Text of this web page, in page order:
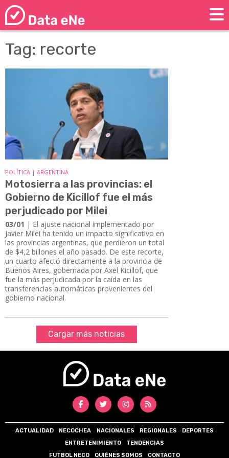
Tag: recorte
POLÍTICA | ARGENTINA
Motosierra a las provincias: el
Gobierno de Kicillof fue el más
perjudicado por Milei
03/01 | El ajuste nacional implementado por
Javier Milei ha tenido un impacto significativo en
las provincias argentinas, que perdieron un total
de $4,2 billones el año pasado. De este recorte,
un cuarto afectó directamente a la provincia de
Buenos Aires, gobernada por Axel Kicillof, que
fue la más perjudicada por la caída en las
transferencias automáticas provenientes del
gobierno nacional.
Cargar más noticias
ACTUALIDAD NECOCHEA NACIONALES REGIONALES
DEPORTES
ENTRETENIMIENTO
TENDENCIAS
FUTBOL NECO
QUIÉNES SOMOS CONTACTO